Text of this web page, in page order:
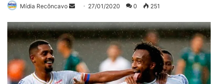
Mídia Recôncavo
Mande
e-
mail
27/01/2020 0 251